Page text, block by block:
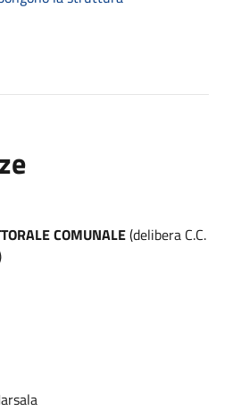
COMUNALE(delibera C.C.
Marsala